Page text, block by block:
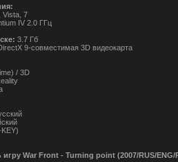
Vista, 7
IV 2.0 ГГц
3.7 Гб
9-совместимая 3D видеокарта
/ 3D
игру War Front - Turning point (2007/RUS/ENG/